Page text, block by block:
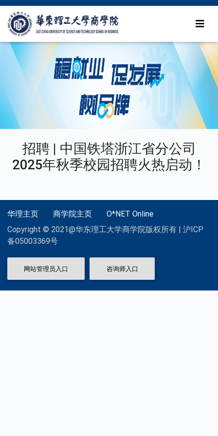
招聘 | 中国铁塔浙江省分公司
2025年秋季校园招聘火热启动！
华理主页 商学院主页
O*NET Online
Copyright © 2021@华东理工大学商学院版权所有 | 沪ICP
备05003369号
网站管理员入口 咨询师入口